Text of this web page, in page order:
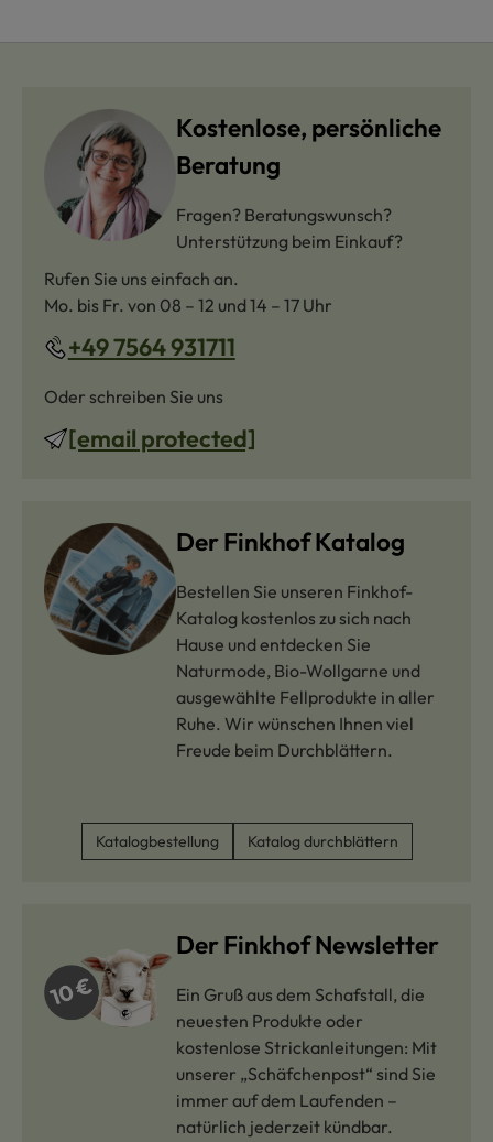
Kostenlose, persönliche
Beratung
Fragen? Beratungswunsch?
Unterstützung beim Einkauf?
Rufen Sie uns einfach an.
Mo. bis Fr. von 08 – 12 und 14 – 17 Uhr
+49 7564 931711
Oder schreiben Sie uns
[email protected]
Der Finkhof Katalog
Bestellen Sie unseren Finkhof-
Katalog kostenlos zu sich nach
Hause und entdecken Sie
Naturmode, Bio-Wollgarne und
ausgewählte Fellprodukte in aller
Ruhe. Wir wünschen Ihnen viel
Freude beim Durchblättern.
Katalogbestellung Katalog durchblättern
Der Finkhof Newsletter
Ein Gruß aus dem Schafstall, die
neuesten Produkte oder
kostenlose Strickanleitungen: Mit
unserer „Schäfchenpost“ sind Sie
immer auf dem Laufenden –
natürlich jederzeit kündbar.